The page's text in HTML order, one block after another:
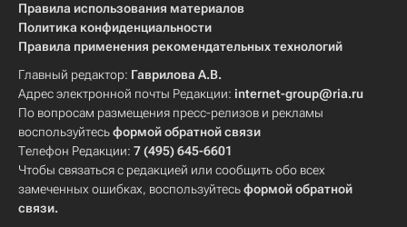
Правила использования материалов
Политика конфиденциальности
Правила применения рекомендательных технологий
Главный редактор: Гаврилова А.В.
Адрес электронной почты Редакции: internet-group@ria.ru
По вопросам размещения пресс-релизов и рекламы
воспользуйтесьформой обратной связи
Телефон Редакции: 7 (495) 645-6601
Чтобы связаться с редакцией или сообщить обо всех
замеченных ошибках, воспользуйтесьформой обратной
связи.